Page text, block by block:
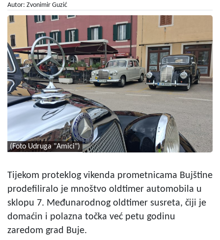
Autor: Zvonimir Guzić
(Foto Udruga "Amici")
Tijekom proteklog vikenda prometnicama Bujštine
prodefiliralo je mnoštvo oldtimer automobila u
sklopu 7. Međunarodnog oldtimer susreta, čiji je
domaćin i polazna točka već petu godinu
zaredom grad Buje.